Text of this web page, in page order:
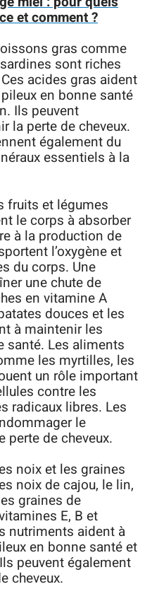
et comment ?
gras comme
sont riches
acides gras aident
en bonne santé
Ils peuvent
la perte de cheveux.
également du
essentiels à la
fruits et légumes
le corps à absorber
à la production de
l’oxygène et
du corps. Une
une chute de
en vitamine A
douces et les
à maintenir les
santé. Les aliments
les myrtilles, les
un rôle important
contre les
radicaux libres. Les
le
perte de cheveux.
noix et les graines
noix de cajou, le lin,
graines de
E, B et
nutriments aident à
en bonne santé et
peuvent également
cheveux.